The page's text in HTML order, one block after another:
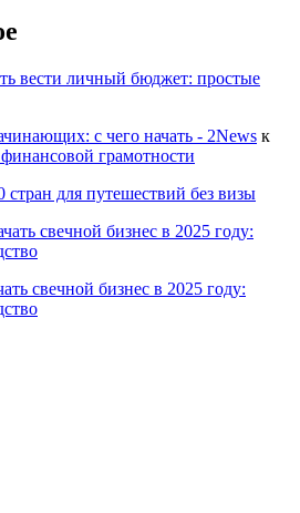
вести личный бюджет: простые
с чего начать - 2News к
грамотности
для путешествий без визы
свечной бизнес в 2025 году:
свечной бизнес в 2025 году: